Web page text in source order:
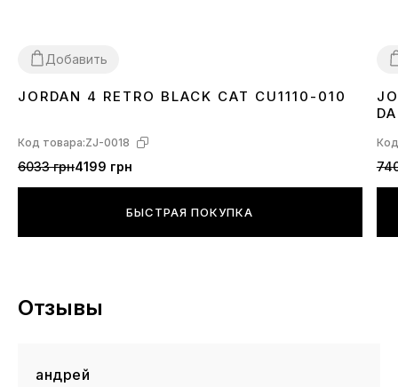
Добавить
36373839404142 43444546
JORDAN 4 RETRO BLACK CAT CU1110-010
Код товара:ZJ-0018
6033 грн4199 грн
БЫСТРАЯ ПОКУПКА
Отзывы
андрей